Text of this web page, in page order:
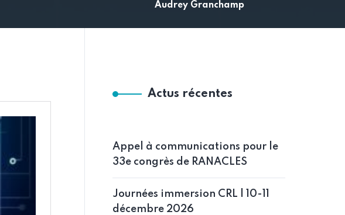
Audrey Granchamp
Actus récentes
Appel à communications pour le
33e congrès de RANACLES
Journées immersion CRL | 10-11
décembre 2026